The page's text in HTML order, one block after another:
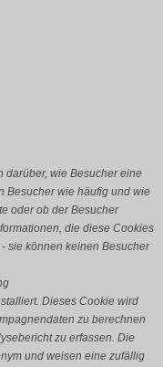
darüber, wie Besucher eine
Besucher wie häufig und wie
oder ob der Besucher
die diese Cookies
sie können keinen Besucher
Dieses Cookie wird
zu berechnen
zu erfassen. Die
und weisen eine zufällig